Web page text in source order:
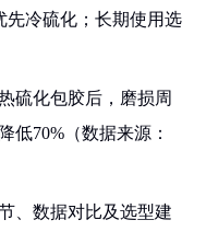
先冷硫化；长期使用选
硫化包胶后，磨损周
低70%（数据来源：
、数据对比及选型建